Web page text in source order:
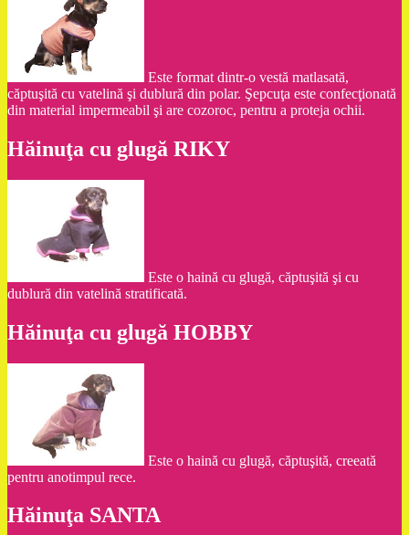
Este format dintr-o vestă matlasată,
căptuşită cu vatelină şi dublură din polar. Şepcuţa este confecţionată
din material impermeabil şi are cozoroc, pentru a proteja ochii.
Hăinuţa cu glugă RIKY
Este o haină cu glugă, căptuşită şi cu
dublură din vatelină stratificată.
Hăinuţa cu glugă HOBBY
Este o haină cu glugă, căptuşită, creeată
pentru anotimpul rece.
Hăinuţa SANTA